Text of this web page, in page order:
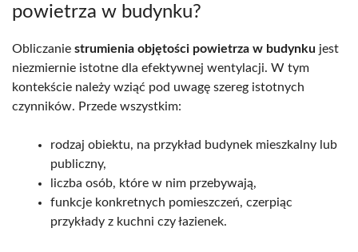
powietrza w budynku?
Obliczanie strumienia objętości powietrza w budynku jest
niezmiernie istotne dla efektywnej wentylacji. W tym
kontekście należy wziąć pod uwagę szereg istotnych
czynników. Przede wszystkim:
rodzaj obiektu, na przykład budynek mieszkalny lub
publiczny,
liczba osób, które w nim przebywają,
funkcje konkretnych pomieszczeń, czerpiąc
przykłady z kuchni czy łazienek.